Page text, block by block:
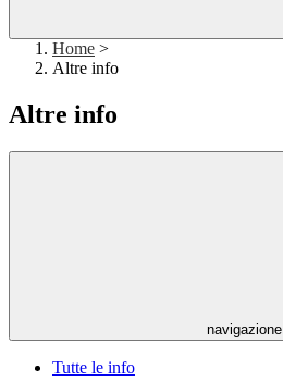
Home >
Altre info
Altre info
navigazione
Tutte le info